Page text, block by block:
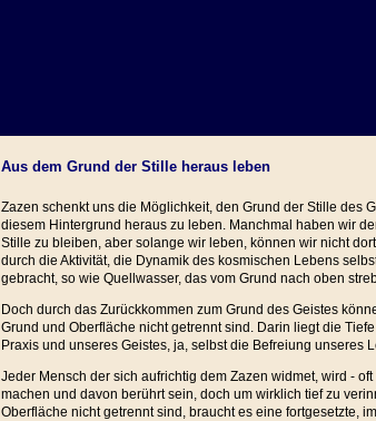
Aus dem Grund der Stille heraus leben
Zazen schenkt uns die Möglichkeit, den Grund der Stille des
diesem Hintergrund heraus zu leben. Manchmal haben wir
Stille zu bleiben, aber solange wir leben, können wir nicht
durch die Aktivität, die Dynamik des kosmischen Lebens
gebracht, so wie Quellwasser, das vom Grund nach oben
Doch durch das Zurückkommen zum Grund des Geistes
Grund und Oberfläche nicht getrennt sind. Darin liegt die
Praxis und unseres Geistes, ja, selbst die Befreiung unseres
Jeder Mensch der sich aufrichtig dem Zazen widmet, wird -
machen und davon berührt sein, doch um wirklich tief zu
Oberfläche nicht getrennt sind, braucht es eine fortgesetzte,